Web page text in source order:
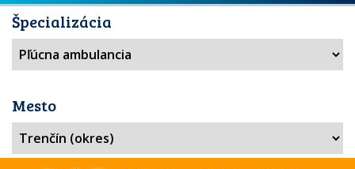
Špecializácia
Mesto